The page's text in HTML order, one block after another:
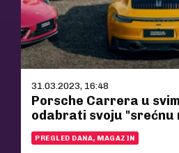
31.03.2023, 16:48
Porsche Carrera u
odabrati svoju "srećnu
PREGLED DANA, MAGAZIN